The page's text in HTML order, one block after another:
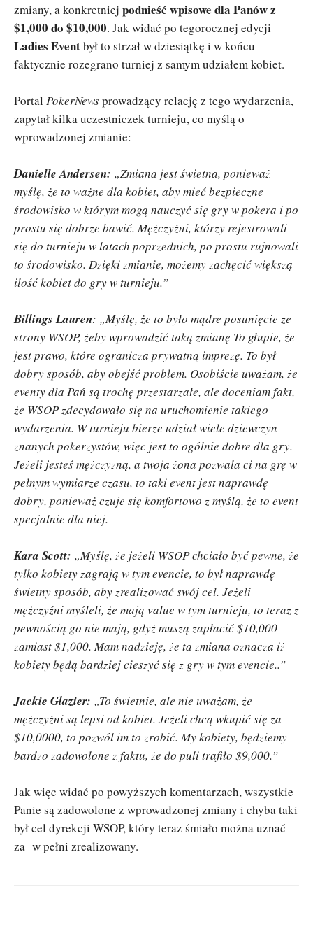
zmiany, a konkretniej podnieść wpisowe dla Panów z
$1,000 do $10,000. Jak widać po tegorocznej edycji
Ladies Eventbył to strzał w dziesiątkę i w końcu
faktycznie rozegrano turniej z samym udziałem kobiet.
Portal PokerNewsprowadzący relację z tego wydarzenia,
zapytał kilka uczestniczek turnieju, co myślą o
wprowadzonej zmianie:
Danielle Andersen: „Zmiana jest świetna, ponieważ
myślę, że to ważne dla kobiet, aby mieć bezpieczne
środowisko w którym mogą nauczyć się gry w pokera i po
prostu się dobrze bawić. Mężczyźni, którzy rejestrowali
się do turnieju w latach poprzednich, po prostu rujnowali
to środowisko. Dzięki zmianie, możemy zachęcić większą
ilość kobiet do gry w turnieju.”
Billings Lauren: „Myślę, że to było mądre posunięcie ze
strony WSOP, żeby wprowadzić taką zmianę To głupie, że
jest prawo, które ogranicza prywatną imprezę. To był
dobry sposób, aby obejść problem. Osobiście uważam, że
eventy dla Pań są trochę przestarzałe, ale doceniam fakt,
że WSOP zdecydowało się na uruchomienie takiego
wydarzenia. W turnieju bierze udział wiele dziewczyn
znanych pokerzystów, więc jest to ogólnie dobre dla gry.
Jeżeli jesteś mężczyzną, a twoja żona pozwala ci na grę w
pełnym wymiarze czasu, to taki event jest naprawdę
dobry, ponieważ czuje się komfortowo z myślą, że to event
specjalnie dla niej.
Kara Scott: „Myślę, że jeżeli WSOP chciało być pewne, że
tylko kobiety zagrają w tym evencie, to był naprawdę
świetny sposób, aby zrealizować swój cel. Jeżeli
mężczyźni myśleli, że mają value w tym turnieju, to teraz z
pewnością go nie mają, gdyż muszą zapłacić $10,000
zamiast $1,000. Mam nadzieję, że ta zmiana oznacza iż
kobiety będą bardziej cieszyć się z gry w tym evencie..”
Jackie Glazier: „To świetnie, ale nie uważam, że
mężczyźni są lepsi od kobiet. Jeżeli chcą wkupić się za
$10,0000, to pozwól im to zrobić. My kobiety, będziemy
bardzo zadowolone z faktu, że do puli trafiło $9,000.”
Jak więc widać po powyższych komentarzach, wszystkie
Panie są zadowolone z wprowadzonej zmiany i chyba taki
był cel dyrekcji WSOP, który teraz śmiało można uznać
za w pełni zrealizowany.